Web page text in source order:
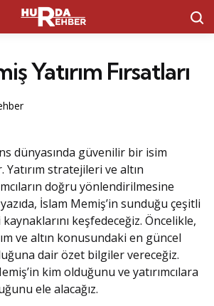
Yatırım Fırsatları
dünyasında güvenilir bir isim
Yatırım stratejileri ve altın
doğru yönlendirilmesine
İslam Memiş’in sunduğu çeşitli
keşfedeceğiz. Öncelikle,
ve altın konusundaki en güncel
dair özet bilgiler vereceğiz.
kim olduğunu ve yatırımcılara
ele alacağız.